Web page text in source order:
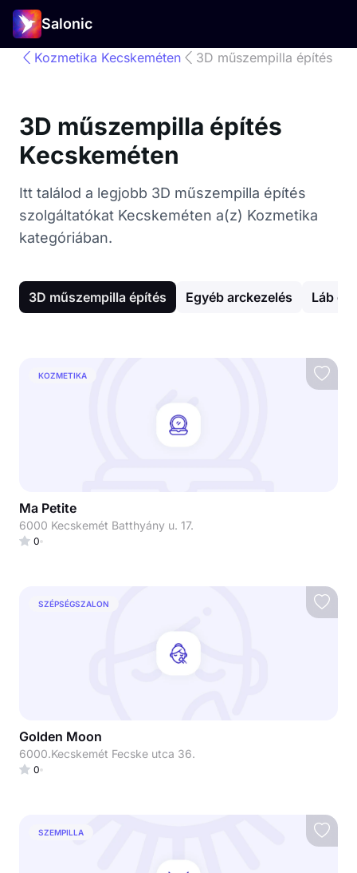
Salonic
Kozmetika Kecskeméten 3D műszempilla építés
3D műszempilla építés
Kecskeméten
Itt találod a legjobb 3D műszempilla építés
szolgáltatókat Kecskeméten a(z) Kozmetika
kategóriában.
3D műszempilla építés Egyéb arckezelés Láb
KOZMETIKA
Ma Petite
6000 Kecskemét Batthyány u. 17.
0
SZÉPSÉGSZALON
Golden Moon
6000.Kecskemét Fecske utca 36.
0
SZEMPILLA